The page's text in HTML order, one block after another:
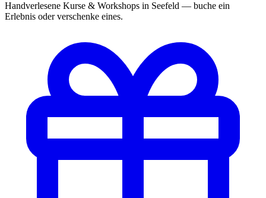
Handverlesene Kurse & Workshops in Seefeld — buche ein
Erlebnis oder verschenke eines.